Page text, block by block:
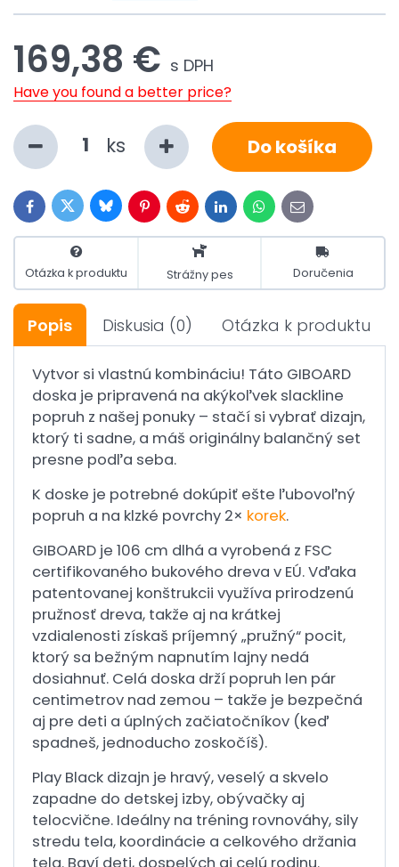
169,38 € s DPH
Have you found a better price?
ks Do košíka
FacebookTwitterBlueskyPinterestRedditLinkedInWhatsApp
E-
mail
Otázka k produktu Strážny pes Doručenia
Popis Diskusia (0) Otázka k produktu
Vytvor si vlastnú kombináciu! Táto GIBOARD
doska je pripravená na akýkoľvek slackline
popruh z našej ponuky – stačí si vybrať dizajn,
ktorý ti sadne, a máš originálny balančný set
presne podľa seba.
K doske je potrebné dokúpiť ešte ľubovoľný
popruh a na klzké povrchy 2× korek.
GIBOARD je 106 cm dlhá a vyrobená z FSC
certifikovaného bukového dreva v EÚ. Vďaka
patentovanej konštrukcii využíva prirodzenú
pružnosť dreva, takže aj na krátkej
vzdialenosti získaš príjemný „pružný“ pocit,
ktorý sa bežným napnutím lajny nedá
dosiahnuť. Celá doska drží popruh len pár
centimetrov nad zemou – takže je bezpečná
aj pre deti a úplných začiatočníkov (keď
spadneš, jednoducho zoskočíš).
Play Black dizajn je hravý, veselý a skvelo
zapadne do detskej izby, obývačky aj
telocvične. Ideálny na tréning rovnováhy, sily
stredu tela, koordinácie a celkového držania
tela. Baví deti, dospelých aj celú rodinu.